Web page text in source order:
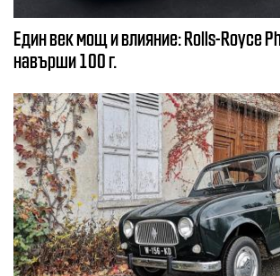
Един век мощ и влияние: Rolls-Royce
навърши 100 г.